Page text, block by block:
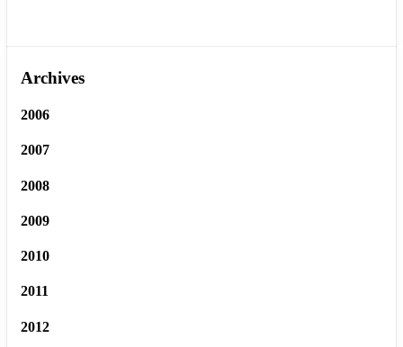
Archives
2006
2007
2008
2009
2010
2011
2012